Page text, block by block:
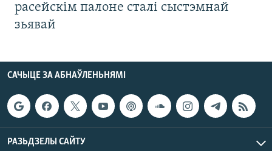
расейскім палоне сталі сыстэмнай
зьявай
САЧЫЦЕ ЗА АБНАЎЛЕНЬНЯМІ
РАЗЬДЗЕЛЫ САЙТУ